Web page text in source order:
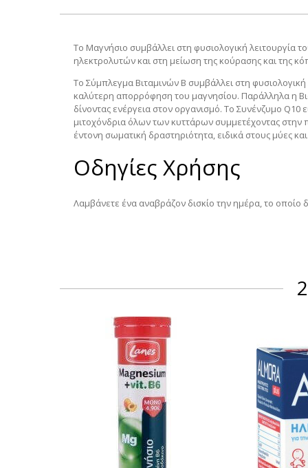
Το Μαγνήσιο συμβάλλει στη φυσιολογική λειτουργία
ηλεκτρολυτών και στη μείωση της κούρασης και της
Το Σύμπλεγμα Βιταμινών Β συμβάλλει στη
καλύτερη απορρόφηση του μαγνησίου. Παράλληλα η
δίνοντας ενέργεια στον οργανισμό. Το Συνένζυμο Q10
μιτοχόνδρια όλων των κυττάρων συμμετέχοντας στην
έντονη σωματική δραστηριότητα, ειδικά στους μύες
Οδηγίες Χρήσης
Λαμβάνετε ένα αναβράζον δισκίο την ημέρα, το οποίο